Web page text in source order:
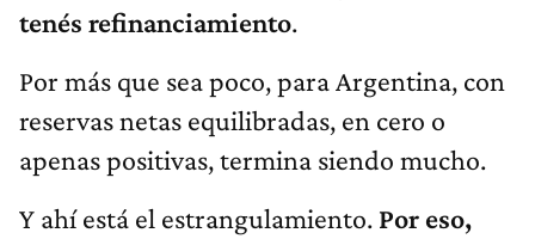
tenés refinanciamiento.
Por más que sea poco, para Argentina, con
reservas netas equilibradas, en cero o
apenas positivas, termina siendo mucho.
Y ahí está el estrangulamiento. Por eso,